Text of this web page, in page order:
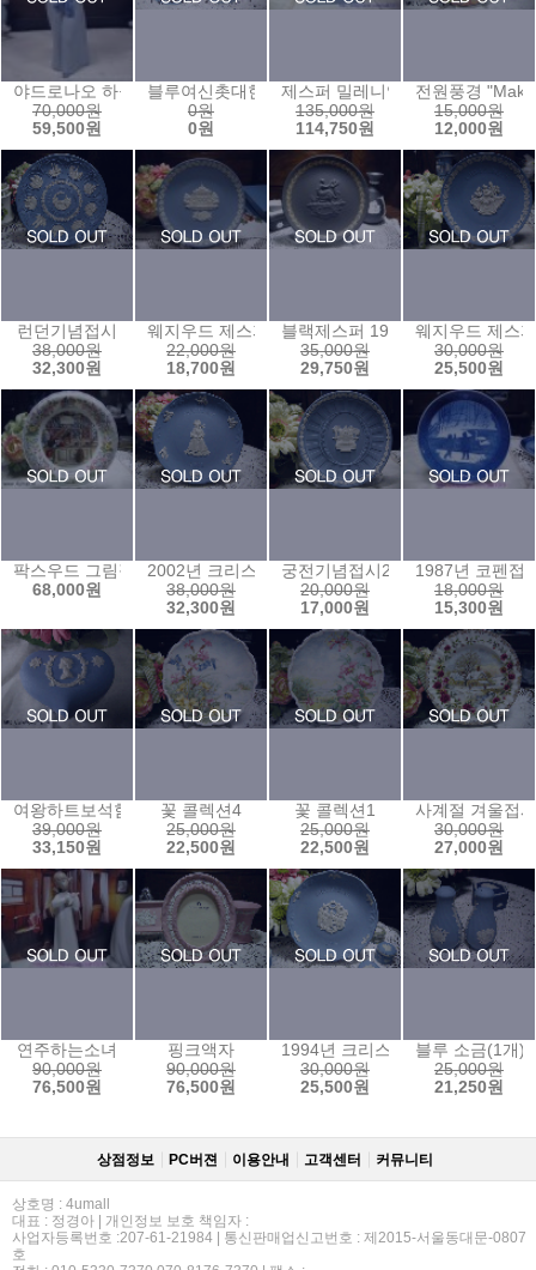
야드로나오 하늘색숙녀
70,000원
59,500원
블루여신촛대한쌍
0원
0원
제스퍼 밀레니엄 여신시계
135,000원
114,750원
전원풍경
15,000원
12,000원
런던기념접시
38,000원
32,300원
웨지우드 제스퍼 1985년 크리스마스 플레이트
22,000원
18,700원
블랙제스퍼 1971년 마더스 플레
35,000원
29,750원
웨지우드 제스
30,000원
25,500원
팍스우드 그림접시ⓕ
68,000원
2002년 크리스마스 이어플레이트
38,000원
32,300원
궁전기념접시2
20,000원
17,000원
1987년 코펜접
18,000원
15,300원
여왕하트보석함
39,000원
33,150원
꽃 콜렉션4
25,000원
22,500원
꽃 콜렉션1
25,000원
22,500원
사계절 겨울접시
30,000원
27,000원
연주하는소녀
90,000원
76,500원
핑크액자
90,000원
76,500원
1994년 크리스마스 이어 플레이트
30,000원
25,500원
블루 소금(1개)
25,000원
21,250원
상점정보 PC버젼 이용안내 고객센터 커뮤니티
상호명 : 4umall
대표 : 정경아 | 개인정보 보호 책임자 :
사업자등록번호 :207-61-21984 | 통신판매업신고번호 : 제2015-서울동대문-0807
호